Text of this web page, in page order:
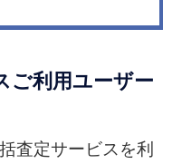
ご利用ユーザー
査定サービスを利